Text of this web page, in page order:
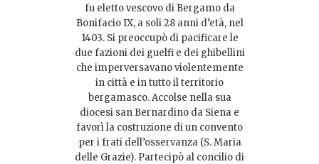
fu eletto vescovo di Bergamo da
Bonifacio IX, a soli 28 anni d’età, nel
1403. Si preoccupò di pacificare le
due fazioni dei guelfi e dei ghibellini
che imperversavano violentemente
in città e in tutto il territorio
bergamasco. Accolse nella sua
diocesi san Bernardino da Siena e
favorì la costruzione di un convento
per i frati dell’osservanza (S. Maria
delle Grazie). Partecipò al concilio di